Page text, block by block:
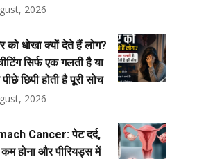
2026
को धोखा क्यों देते हैं लोग?
सिर्फ एक गलती है या
छिपी होती है पूरी सोच
2026
Cancer: पेट दर्द,
होना और पीरियड्स में